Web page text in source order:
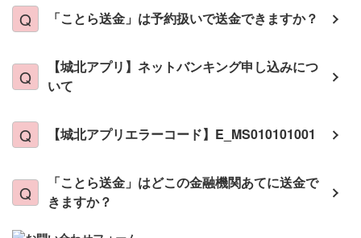
「ことら送金」は予約扱いで送金できますか？
【城北アプリ】ネットバンキング申し込みにつ
いて
【城北アプリエラーコード】E_MS010101001
「ことら送金」はどこの金融機関あてに送金で
きますか？